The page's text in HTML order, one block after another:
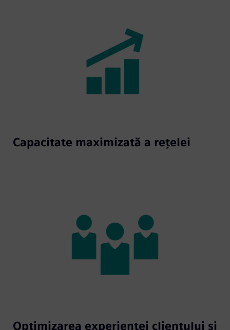
Capacitate maximizată a rețelei
Optimizarea experienței clientului și